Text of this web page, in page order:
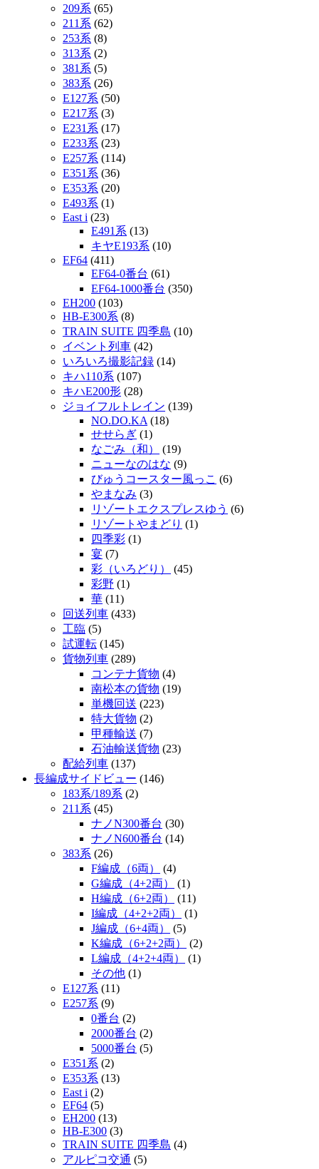
209系 (65)
211系 (62)
253系 (8)
313系 (2)
381系 (5)
383系 (26)
E127系 (50)
E217系 (3)
E231系 (17)
E233系 (23)
E257系 (114)
E351系 (36)
E353系 (20)
E493系 (1)
East i (23)
E491系 (13)
キヤE193系 (10)
EF64 (411)
EF64-0番台 (61)
EF64-1000番台 (350)
EH200 (103)
HB-E300系 (8)
TRAIN SUITE 四季島 (10)
イベント列車 (42)
いろいろ撮影記録 (14)
キハ110系 (107)
キハE200形 (28)
ジョイフルトレイン (139)
NO.DO.KA (18)
せせらぎ (1)
なごみ（和）
(19)
ニューなのはな (9)
びゅうコースター風っこ (6)
やまなみ (3)
リゾートエクスプレスゆう (6)
リゾートやまどり (1)
四季彩 (1)
宴 (7)
彩（いろどり）
(45)
彩野 (1)
華 (11)
回送列車 (433)
工臨 (5)
試運転 (145)
貨物列車 (289)
コンテナ貨物 (4)
南松本の貨物 (19)
単機回送 (223)
特大貨物 (2)
甲種輸送 (7)
石油輸送貨物 (23)
配給列車 (137)
長編成サイドビュー (146)
183系/189系 (2)
211系 (45)
ナノN300番台 (30)
ナノN600番台 (14)
383系 (26)
F編成（6両）
(4)
G編成（4+2両）
(1)
H編成（6+2両）
(11)
I編成（4+2+2両）
(1)
J編成（6+4両）
(5)
K編成（6+2+2両）
(2)
L編成（4+2+4両）
(1)
その他 (1)
E127系 (11)
E257系 (9)
0番台 (2)
2000番台 (2)
5000番台 (5)
E351系 (2)
E353系 (13)
East i (2)
EF64 (5)
EH200 (13)
HB-E300 (3)
TRAIN SUITE 四季島 (4)
アルピコ交通 (5)